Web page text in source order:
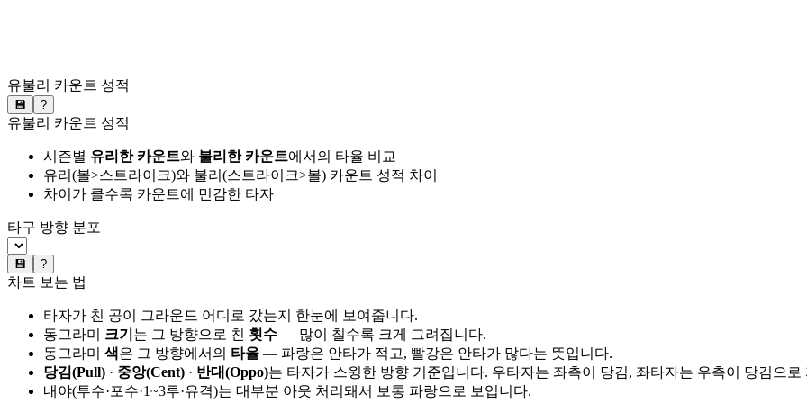
유불리 카운트 성적
💾 ?
유불리 카운트 성적
시즌별 유리한 카운트와 불리한 카운트에서의 타율 비교
유리(볼>스트라이크)와 불리(스트라이크>볼) 카운트 성적 차이
차이가 클수록 카운트에 민감한 타자
타구 방향 분포
💾 ?
차트 보는 법
타자가 친 공이 그라운드 어디로 갔는지 한눈에 보여줍니다.
동그라미 크기 는 그 방향으로 친 횟수 — 많이 칠수록 크게 그려집니다.
동그라미 색은 그 방향에서의 타율 — 파랑은 안타가 적고, 빨강은 안타가 많다는 뜻입니다.
당김(Pull) · 중앙(Cent) · 반대(Oppo)는 타자가 스윙한 방향 기준입니다. 우타자는 좌측이 당김, 좌타자는 우측이 당김으로
내야(투수·포수·1~3루·유격)는 대부분 아웃 처리돼서 보통 파랑으로 보입니다.